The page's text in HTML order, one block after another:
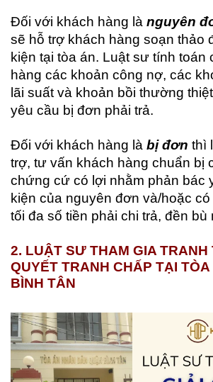
Đối với khách hàng là nguyên
sẽ hỗ trợ khách hàng soạn thảo
kiện tại tòa án. Luật sư tính toán
hàng các khoản công nợ, các
lãi suất và khoản bồi thường
yêu cầu bị đơn phải trả.
Đối với khách hàng là bị đơn thì
trợ, tư vấn khách hàng chuẩn bị
chứng cứ có lợi nhằm phản bác
kiện của nguyên đơn và/hoặc có
tối đa số tiền phải chi trả, đền bù
2. LUẬT SƯ THAM GIA TRANH
QUYẾT TRANH CHẤP TẠI
BÌNH TÂN